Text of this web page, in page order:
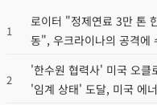
1
로이터 "정제연료 3만 톤
동", 우크라이나의 공격에
2
'한수원 협력사' 미국 오클
'임계 상태' 도달, 미국 에